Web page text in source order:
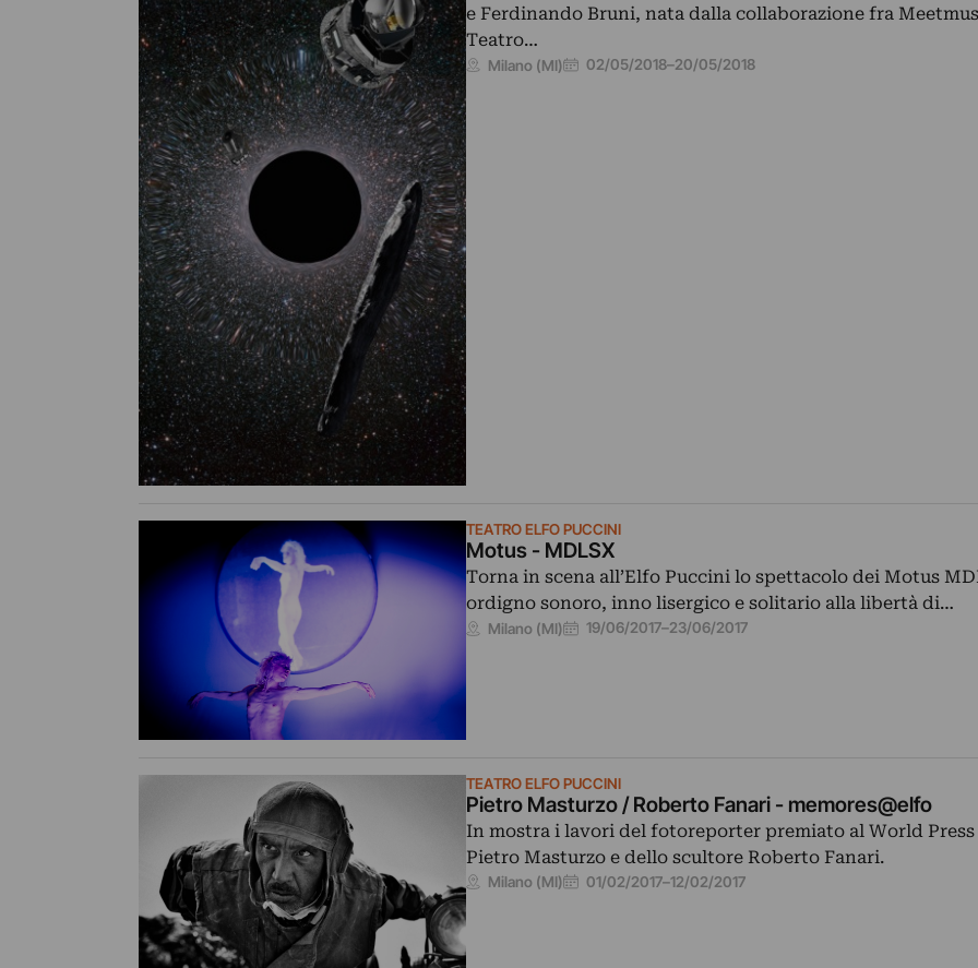
e Ferdinando Bruni, nata dalla collaborazione fra
Teatro…
Milano (MI) 02/05/2018–20/05/2018
TEATRO ELFO PUCCINI
Motus - MDLSX
Torna in scena all’Elfo Puccini lo spettacolo dei Motus
ordigno sonoro, inno lisergico e solitario alla libertà di…
Milano (MI) 19/06/2017–23/06/2017
TEATRO ELFO PUCCINI
Pietro Masturzo / Roberto Fanari - memores@elfo
In mostra i lavori del fotoreporter premiato al World
Pietro Masturzo e dello scultore Roberto Fanari.
Milano (MI) 01/02/2017–12/02/2017